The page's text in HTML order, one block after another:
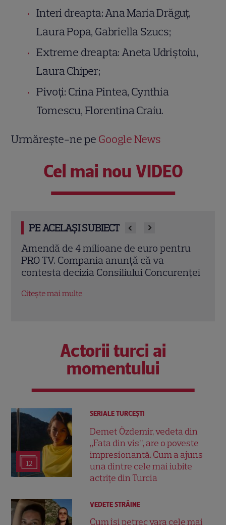
Interi dreapta: Ana Maria Drăguţ,
Laura Popa, Gabriella Szucs;
Extreme dreapta: Aneta Udriştoiu,
Laura Chiper;
Pivoţi: Crina Pintea, Cynthia
Tomescu, Florentina Craiu.
Urmărește-ne pe Google News
Cel mai nou VIDEO
PE ACELAȘI SUBIECT
„Vara iubirii” continuă la DIVA! Filme
romantice în premieră și povești de
dragoste de văzut în august
Citește mai multe
Actorii turci ai
momentului
12
SERIALE TURCEŞTI
Demet Özdemir, vedeta din
„Fata din vis”, are o poveste
impresionantă. Cum a ajuns
una dintre cele mai iubite
actrițe din Turcia
VEDETE STRĂINE
Cum își petrec vara cele mai